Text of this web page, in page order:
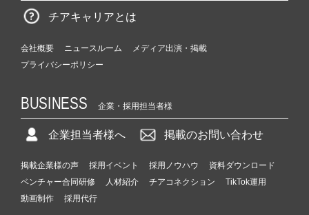
チアキャリアとは
会社概要 ニュースルーム
メディア出演・掲載
プライバシーポリシー
BUSINESS 企業・採用担当者様
企業担当者様へ 掲載のお問い合わせ
掲載企業様の声 採用イベント 採用ノウハウ
資料ダウンロード
ベンチャー合同研修
人材紹介 チアコネクション
TikTok運用
動画制作
採用代行